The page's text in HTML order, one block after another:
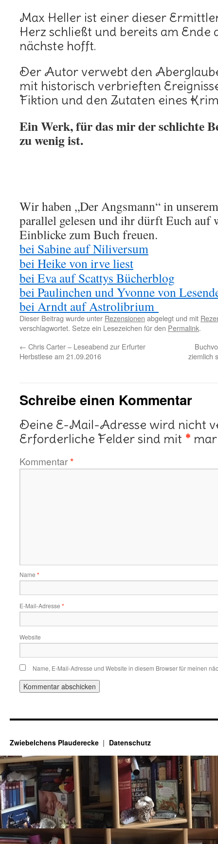
Max Heller ist einer dieser
Herz schließt und bereits am Ende
nächste hofft.
Der Autor verwebt den
mit historisch verbrieften
Fiktion und den Zutaten eines
Ein Werk, für das mir der schlichte
zu wenig ist.
Wir haben „Der Angsmann“ in
parallel gelesen und ihr dürft Euch auf
Einblicke zum Buch freuen.
bei Sabine auf Niliversum
bei Heike von irve liest
bei Eva auf Scattys Bücherblog
bei Paulinchen und Yvonne von
bei Arndt auf Astrolibrium
Dieser Beitrag wurde unter Rezensionen abgelegt und mit
verschlagwortet. Setze ein Lesezeichen für den Permalink.
← Chris Carter – Leseabend zur Erfurter
Herbstlese am 21.09.2016
ziemlich
Schreibe einen Kommentar
Deine E-Mail-Adresse wird nicht
Erforderliche Felder sind mit *
Kommentar*
Name *
E-Mail-Adresse *
Website
Name, E-Mail-Adresse und Website in diesem Browser für meinen
Zwiebelchens Plauderecke Datenschutz